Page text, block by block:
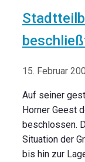
15. Februar
Auf seiner
Horner Geest
beschlossen.
Situation der
bis hin zur